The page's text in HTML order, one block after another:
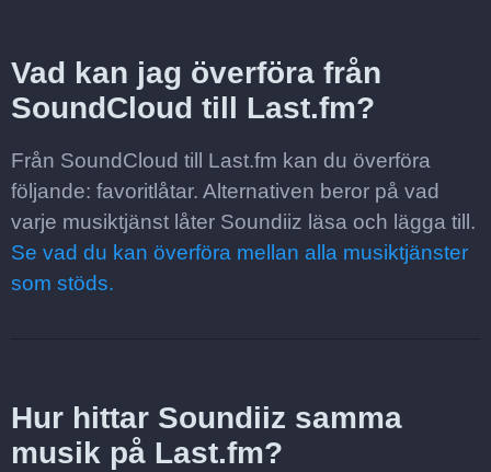
Vad kan jag överföra från
SoundCloud till Last.fm?
Från SoundCloud till Last.fm kan du överföra
följande: favoritlåtar. Alternativen beror på vad
varje musiktjänst låter Soundiiz läsa och lägga till.
Se vad du kan överföra mellan alla musiktjänster
som stöds.
Hur hittar Soundiiz samma
musik på Last.fm?